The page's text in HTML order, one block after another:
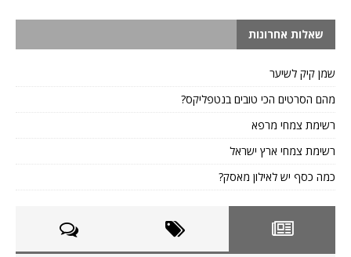
שאלות אחרונות
שמן קיק לשיער
מהם הסרטים הכי טובים בנטפליקס?
רשימת צמחי מרפא
רשימת צמחי ארץ ישראל
כמה כסף יש לאילון מאסק?